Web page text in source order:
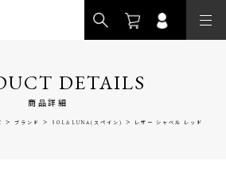
DETAILS
商品詳細
> ブランド > SOL&LUNA(スペイン) > レザー シャベル レッド